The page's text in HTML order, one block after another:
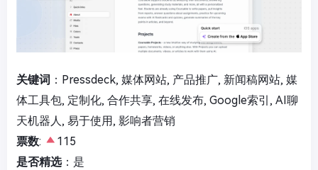
关键词 ：Pressdeck, 媒体网站, 产品推广, 新闻稿网站, 媒
体工具包, 定制化, 合作共享, 在线发布, Google索引, AI聊
天机器人, 易于使用, 影响者营销
票数:
115
是否精选：是